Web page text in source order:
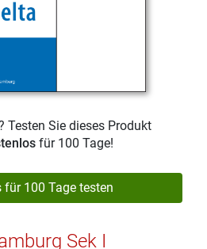
Testen Sie dieses Produkt
für 100 Tage!
für 100 Tage testen
Sek I